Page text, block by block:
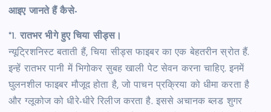
आइए जानते हैं कैसे-
*1. रातभर भीगे हुए चिया सीड्स।
न्यूट्रिशनिस्ट बताती हैं, चिया सीड्स फाइबर का एक बेहतरीन स्रोत हैं.
इन्हें रातभर पानी में भिगोकर सुबह खाली पेट सेवन करना चाहिए. इनमें
घुलनशील फाइबर मौजूद होता है, जो पाचन प्रक्रिया को धीमा करता है
और ग्लूकोज को धीरे-धीरे रिलीज करता है. इससे अचानक ब्लड शुगर